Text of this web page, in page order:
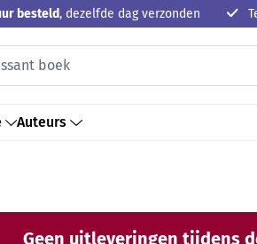
besteld, dezelfde dag verzonden
Auteurs
Geen uitleveringen tijdens